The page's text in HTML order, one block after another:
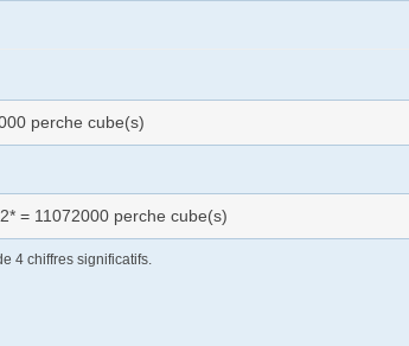
perche cube(s)
= 11072000 perche cube(s)
4 chiffres significatifs.